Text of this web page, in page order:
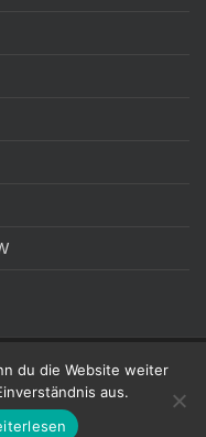
von Colorlib
du die Website weiter
aus.